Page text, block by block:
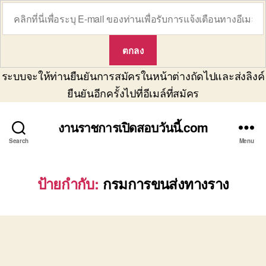
ระบบจะให้ท่านยืนยันการสมัครในหน้าต่างถัดไปและส่งลิงค์
ยืนยันอีกครั้งไปที่อีเมล์ที่สมัคร
Search
งานราชการเปิดสอบวันนี้.com
Menu
ป้ายกำกับ: กรมการขนส่งทางราง